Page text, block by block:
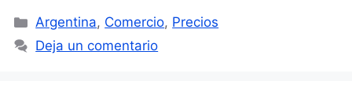
Categorías
Argentina, Comercio, Precios
Deja un comentario